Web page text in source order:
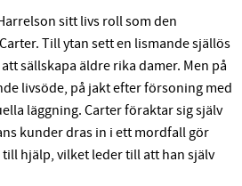
sitt livs roll som den
Till ytan sett en lismande själlös
sällskapa äldre rika damer. Men på
livsöde, på jakt efter försoning med
läggning. Carter föraktar sig själv
kunder dras in i ett mordfall gör
hjälp, vilket leder till att han själv